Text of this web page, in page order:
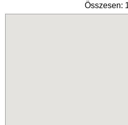
Összesen: